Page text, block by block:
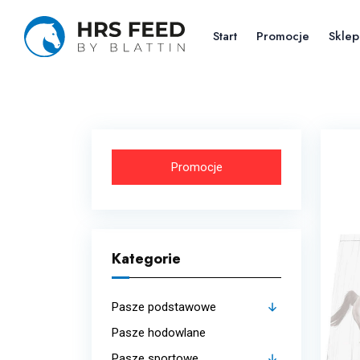
content
Start Promocje Sklep
Promocje
Kategorie
Pasze podstawowe
Budowa mięśni
Pasze hodowlane